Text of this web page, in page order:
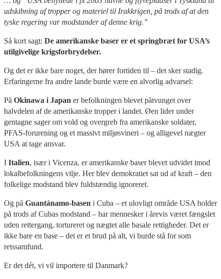
udskibning af tropper og materiel til Irakkrigen, på trods af at den
tyske regering var modstander af denne krig.”
Så kort sagt: De amerikanske baser er et springbræt for USA’s
utilgivelige krigsforbrydelser.
Og det er ikke bare noget, der hører fortiden til – det sker stadig.
Erfaringerne fra andre lande burde være en alvorlig advarsel:
På Okinawa i Japan er befolkningen blevet påtvunget over
halvdelen af de amerikanske tropper i landet. Øen lider under
gentagne sager om vold og overgreb fra amerikanske soldater,
PFAS-forurening og et massivt miljøsvineri – og alligevel nægter
USA at tage ansvar.
I Italien, især i Vicenza, er amerikanske baser blevet udvidet imod
lokalbefolkningens vilje. Her blev demokratiet sat ud af kraft – den
folkelige modstand blev fuldstændig ignoreret.
Og på Guantánamo-basen i Cuba – et ulovligt område USA holder
på trods af Cubas modstand – har mennesker i årevis været fængslet
uden rettergang, tortureret og nægtet alle basale rettigheder. Det er
ikke bare en base – det er et brud på alt, vi burde stå for som
retssamfund.
Er det dét, vi vil importere til Danmark?